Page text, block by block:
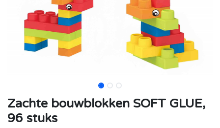
Zachte bouwblokken SOFT GLUE,
96 stuks